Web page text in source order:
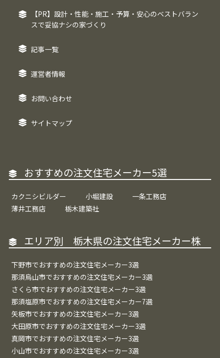
【PR】設計・性能・施工・予算・安心のベストバラン
スで妥協ナシの家づくり
記事一覧
運営者情報
お問い合わせ
サイトマップ
おすすめの注文住宅メーカー5選
カクニシビルダー 小堀建設
一条工務店
薄井工務店
栃木建築社
エリア別 栃木県の注文住宅メーカー株
下野市でおすすめの注文住宅メーカー3選
那須烏山市でおすすめの注文住宅メーカー3選
さくら市でおすすめの注文住宅メーカー3選
那須塩原市でおすすめの注文住宅メーカー7選
矢板市でおすすめの注文住宅メーカー3選
大田原市でおすすめの注文住宅メーカー3選
真岡市でおすすめの注文住宅メーカー3選
小山市でおすすめの注文住宅メーカー3選